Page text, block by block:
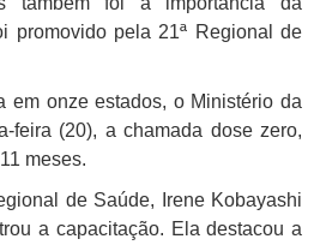
promovido pela 21ª Regional de
em onze estados, o Ministério da
feira (20), a chamada dose zero,
meses.
de Saúde, Irene Kobayashi
a capacitação. Ela destacou a